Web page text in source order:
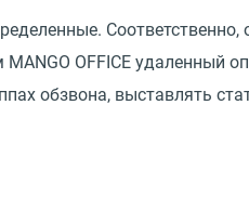
OFFICE удаленный
обзвона, выставлять